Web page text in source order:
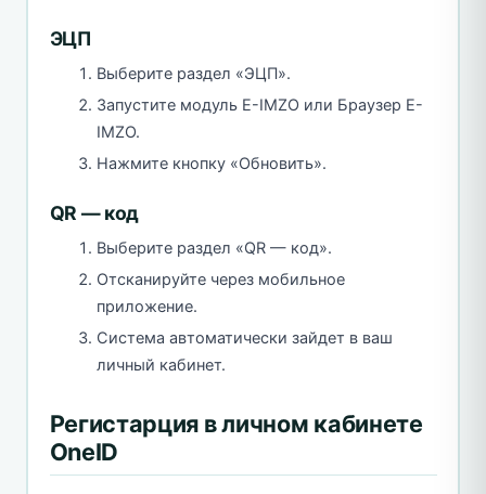
ЭЦП
Выберите раздел «ЭЦП».
Запустите модуль E-IMZO или Браузер E-
IMZO.
Нажмите кнопку «Обновить».
QR — код
Выберите раздел «QR — код».
Отсканируйте через мобильное
приложение.
Система автоматически зайдет в ваш
личный кабинет.
Регистарция в личном кабинете
OneID